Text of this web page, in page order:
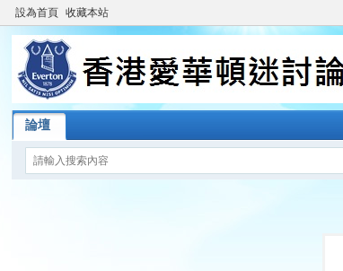
設為首頁 收藏本站
論壇